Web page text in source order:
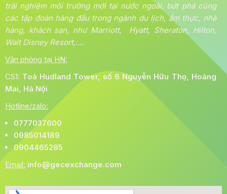
trải nghiệm môi trường mới tại nước ngoài, bứt phá cùng
các tập đoàn hàng đầu trong ngành du lịch, ẩm thực, nhà
hàng, khách sạn, như Marriott, Hyatt, Sheraton, Hilton,
Walt Disney Resort,….
Văn phòng tại HN:
CS1: Toà Hudland Tower, số 6 Nguyễn Hữu Thọ, Hoàng
Mai, Hà Nội
Hotline/zalo:
0777037600
0985014189
0904465285
Email: info@gecexchange.com